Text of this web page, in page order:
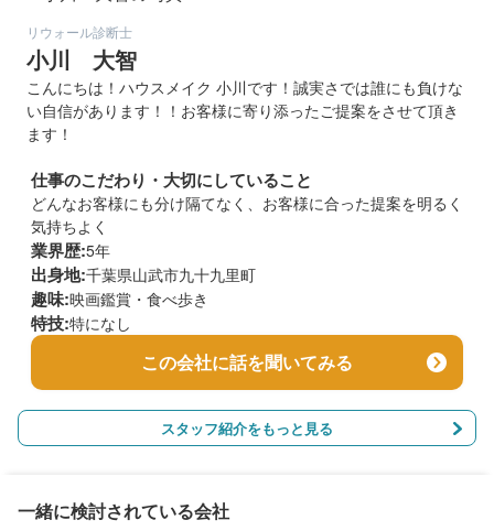
リウォール診断士
小川 大智
こんにちは！ハウスメイク 小川です！誠実さでは誰にも負けな
い自信があります！！お客様に寄り添ったご提案をさせて頂き
ます！
仕事のこだわり・大切にしていること
どんなお客様にも分け隔てなく、お客様に合った提案を明るく
気持ちよく
業界歴:5年
出身地:千葉県山武市九十九里町
趣味:映画鑑賞・食べ歩き
特技:特になし
この会社に話を聞いてみる
スタッフ紹介をもっと見る
一緒に検討されている会社